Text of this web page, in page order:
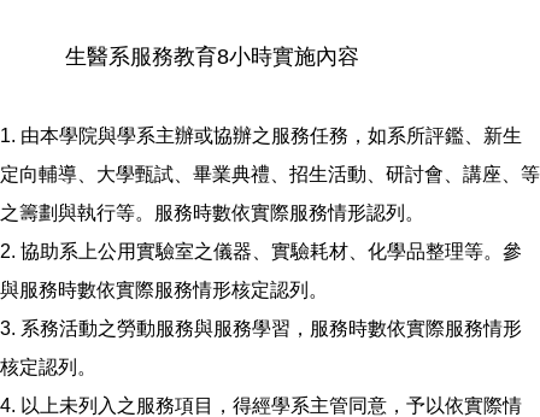
生醫系服務教育8小時實施內容
1. 由本學院與學系主辦或協辦之服務任務，如系所評鑑、新生
定向輔導、大學甄試、畢業典禮、招生活動、研討會、講座、等
之籌劃與執行等。服務時數依實際服務情形認列。
2. 協助系上公用實驗室之儀器、實驗耗材、化學品整理等。參
與服務時數依實際服務情形核定認列。
3. 系務活動之勞動服務與服務學習，服務時數依實際服務情形
核定認列。
4. 以上未列入之服務項目，得經學系主管同意，予以依實際情